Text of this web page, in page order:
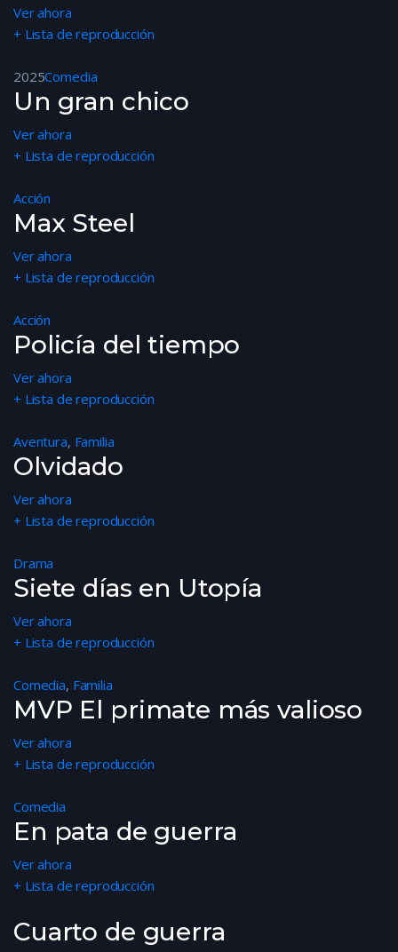
Ver ahora
+ Lista de reproducción
2025Comedia
Un gran chico
Ver ahora
+ Lista de reproducción
Acción
Max Steel
Ver ahora
+ Lista de reproducción
Acción
Policía del tiempo
Ver ahora
+ Lista de reproducción
Aventura, Familia
Olvidado
Ver ahora
+ Lista de reproducción
Drama
Siete días en Utopía
Ver ahora
+ Lista de reproducción
Comedia, Familia
MVP El primate más valioso
Ver ahora
+ Lista de reproducción
Comedia
En pata de guerra
Ver ahora
+ Lista de reproducción
Cuarto de guerra